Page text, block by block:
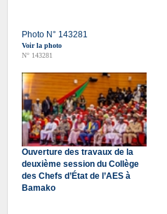
Photo N° 143281
Voir la photo
N° 143281
Ouverture des travaux de la
deuxième session du Collège
des Chefs d’État de l’AES à
Bamako